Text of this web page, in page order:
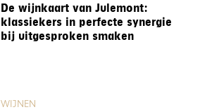
De wijnkaart van Julemont:
klassiekers in perfecte synergie
bij uitgesproken smaken
WIJNEN